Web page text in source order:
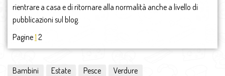
rientrare a casa e di ritornare alla normalità anche a livello di
pubblicazioni sul blog.
Pagine1 2
Bambini Estate Pesce Verdure